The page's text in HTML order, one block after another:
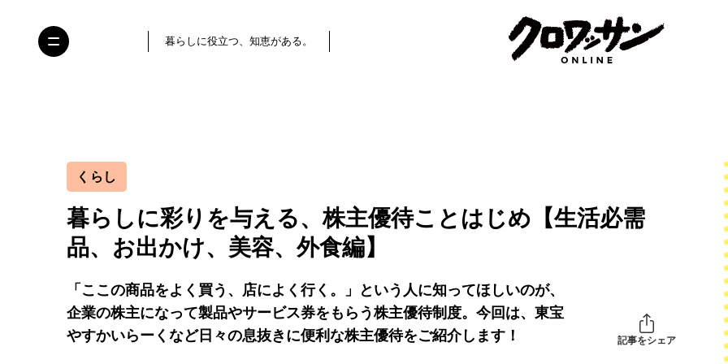
暮らしに役立つ、知恵がある。
くらし
暮らしに彩りを与える、株主優待ことはじめ【生活必需
品、お出かけ、美容、外食編】
「ここの商品をよく買う、店によく行く。」という人に知ってほしいのが、
企業の株主になって製品やサービス券をもらう株主優待制度。今回は、東宝
やすかいらーくなど日々の息抜きに便利な株主優待をご紹介します！
記事をシェア